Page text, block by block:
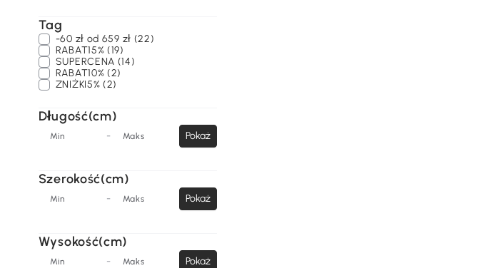
Tag
-60 zł od 659 zł (22)
RABAT15% (19)
SUPERCENA (14)
RABAT10% (2)
ZNIŻKI5% (2)
Długość(cm)
Min - Maks Pokaż
Szerokość(cm)
Min - Maks Pokaż
Wysokość(cm)
Min - Maks Pokaż